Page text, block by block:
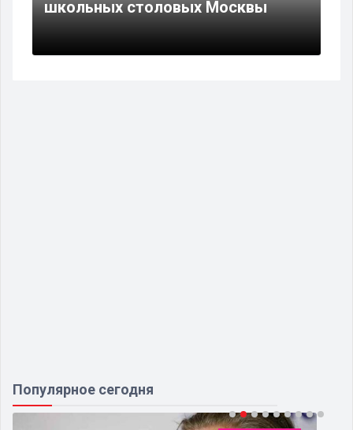
школьных столовых Москвы
Популярное сегодня